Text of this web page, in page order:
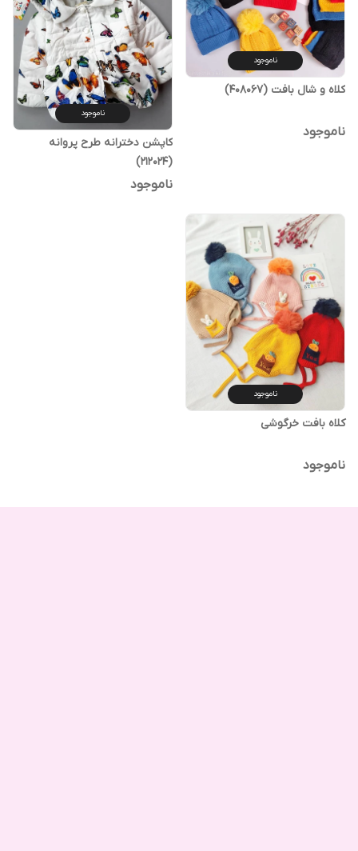
ناموجود
کلاه و شال بافت (408067)
ناموجود
ناموجود
کاپشن دخترانه طرح پروانه
(212024)
ناموجود
ناموجود
کلاه بافت خرگوشی
ناموجود